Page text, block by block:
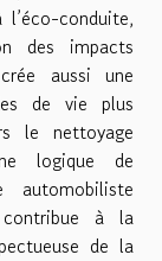
conduite,
des impacts
aussi une
de vie plus
le nettoyage
logique de
automobiliste
à la
de la